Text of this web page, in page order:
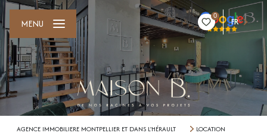
0
FR
MENU
AGENCE IMMOBILIERE MONTPELLIER ET DANS L'HÉRAULT
LOCATION